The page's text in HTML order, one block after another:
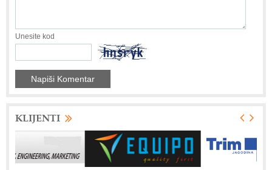
Unesite kod
KLIJENTI